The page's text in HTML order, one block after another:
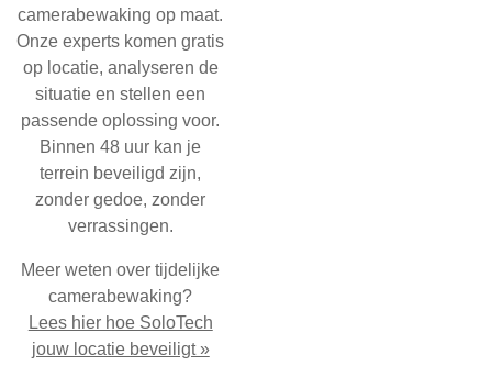
camerabewaking op maat.
Onze experts komen gratis
op locatie, analyseren de
situatie en stellen een
passende oplossing voor.
Binnen 48 uur kan je
terrein beveiligd zijn,
zonder gedoe, zonder
verrassingen.
Meer weten over tijdelijke
camerabewaking?
Lees hier hoe SoloTech
jouw locatie beveiligt »